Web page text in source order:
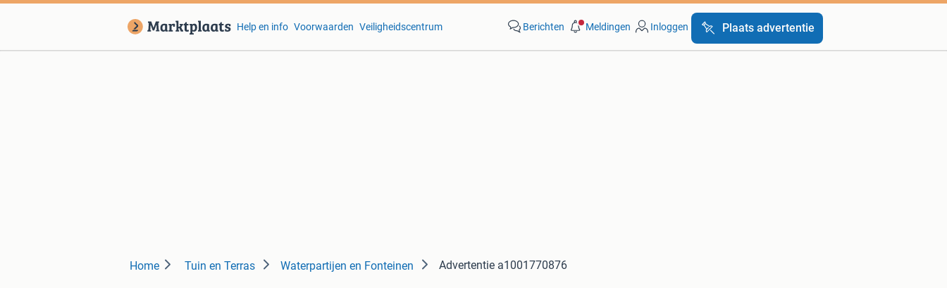
Help en info Voorwaarden Veiligheidscentrum Berichten Meldingen Inloggen Plaats advertentie
Home Tuin en Terras Waterpartijen en Fonteinen Advertentie a1001770876